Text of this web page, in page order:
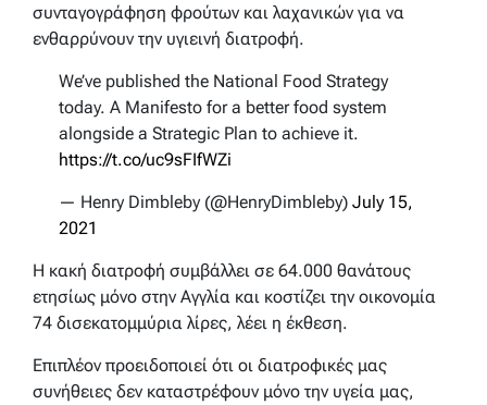
συνταγογράφηση φρούτων και λαχανικών για να
ενθαρρύνουν την υγιεινή διατροφή.
We’ve published the National Food Strategy
today. A Manifesto for a better food system
alongside a Strategic Plan to achieve it.
https://t.co/uc9sFIfWZi
— Henry Dimbleby (@HenryDimbleby) July 15,
2021
Η κακή διατροφή συμβάλλει σε 64.000 θανάτους
ετησίως μόνο στην Αγγλία και κοστίζει την οικονομία
74 δισεκατομμύρια λίρες, λέει η έκθεση.
Επιπλέον προειδοποιεί ότι οι διατροφικές μας
συνήθειες δεν καταστρέφουν μόνο την υγεία μας,